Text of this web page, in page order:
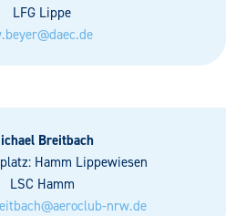
LFG Lippe
Breitbach
Hamm Lippewiesen
LSC Hamm
nrw.de